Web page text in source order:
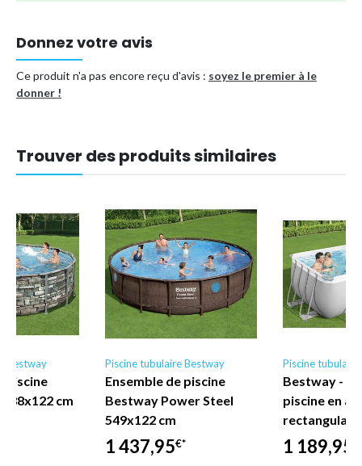
Comprend une couverture solaire qui isole et empêche la
saleté de pénétrer.
Type de piscine
Donnez votre avis
Ce produit n'a pas encore reçu d'avis : soyez le premier à le
donner !
Trouver des produits similaires
Bestway
piscine
cm
Piscine tubulaire Bestway
Ensemble de piscine
Bestway Power Steel
549x122 cm
1 437,95€*
Piscine
Bestway -
piscine en
1 189,95